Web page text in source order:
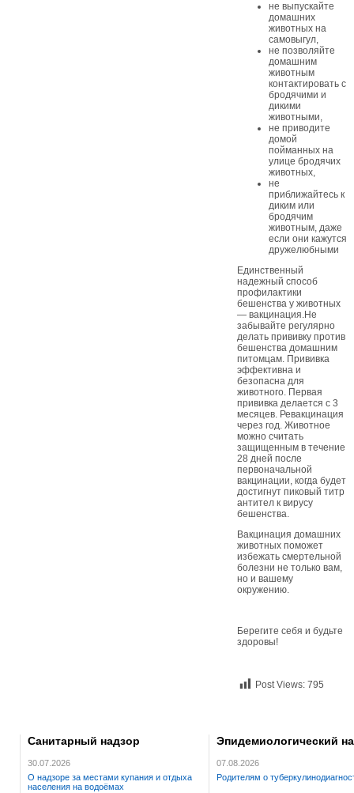
не выпускайте
домашних
животных на
самовыгул,
не позволяйте
домашним
животным
контактировать с
бродячими и
дикими
животными,
не приводите
домой
пойманных на
улице бродячих
животных,
не
приближайтесь к
диким или
бродячим
животным, даже
если они кажутся
дружелюбными
Единственный
надежный способ
профилактики
бешенства у животных
— вакцинация.Не
забывайте регулярно
делать прививку против
бешенства домашним
питомцам. Прививка
эффективна и
безопасна для
животного. Первая
прививка делается с 3
месяцев. Ревакцинация
через год. Животное
можно считать
защищенным в течение
28 дней после
первоначальной
вакцинации, когда будет
достигнут пиковый титр
антител к вирусу
бешенства.
Вакцинация домашних
животных поможет
избежать смертельной
болезни не только вам,
но и вашему
окружению.
Берегите себя и будьте
здоровы!
Post Views: 795
Санитарный надзор
30.07.2026
О надзоре за местами купания и отдыха
населения на водоёмах
Эпидемиологический
07.08.2026
Родителям о